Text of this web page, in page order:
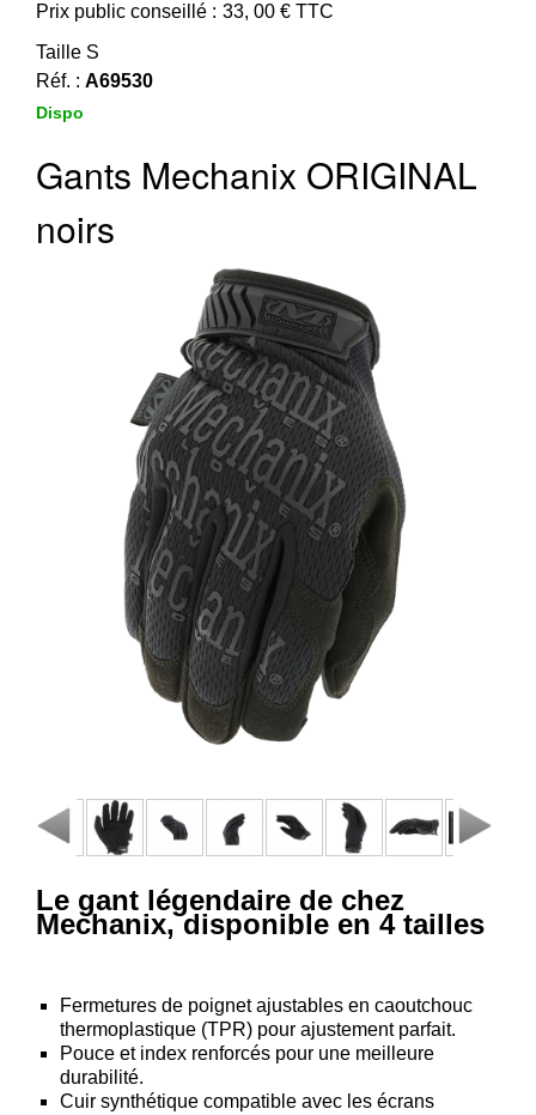
Outdoor
&
Défense
Marques
Téléchargements
compte
accueil
Consulter
listes de
favoris
Consulter
vos
paramètres
Commandes
documents
Factures –
coffre-fort
numérique
Prix public conseillé : 33, 00 € TTC
Taille S
Réf. : A69530
Dispo
Gants Mechanix ORIGINAL
noirs
Le gant légendaire de chez
Mechanix, disponible en 4 tailles
Fermetures de poignet ajustables en caoutchouc
thermoplastique (TPR) pour ajustement parfait.
Pouce et index renforcés pour une meilleure
durabilité.
Cuir synthétique compatible avec les écrans